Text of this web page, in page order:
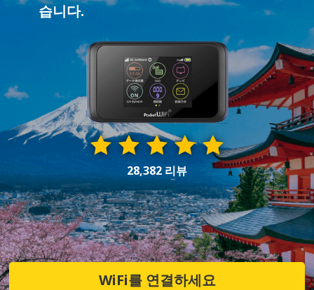
습니다.
28,382 리뷰
WiFi를 연결하세요